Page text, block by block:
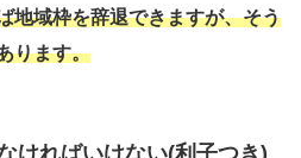
地域枠を辞退できますが、そう
ります。